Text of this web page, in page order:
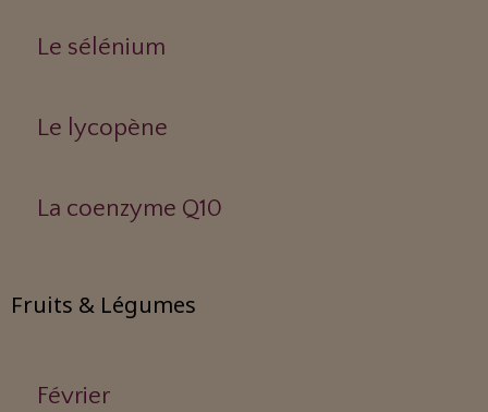
Le sélénium
Le lycopène
La coenzyme Q10
Fruits & Légumes
Février